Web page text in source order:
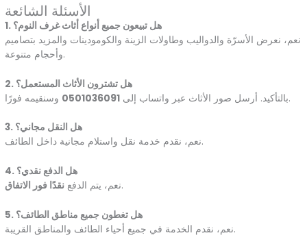
الأسئلة الشائعة
1. هل تبيعون جميع أنواع أثاث غرف النوم؟
نعم، نعرض الأسرّة والدواليب وطاولات الزينة والكومودينات والمزيد بتصاميم
وأحجام متنوعة.
2. هل تشترون الأثاث المستعمل؟
بالتأكيد. أرسل صور الأثاث عبر واتساب إلى 0501036091 وسنقيمه فورًا.
3. هل النقل مجاني؟
نعم، نقدم خدمة نقل واستلام مجانية داخل الطائف.
4. هل الدفع نقدي؟
نعم، يتم الدفع نقدًا فور الاتفاق .
5. هل تغطون جميع مناطق الطائف؟
نعم، نقدم الخدمة في جميع أحياء الطائف والمناطق القريبة.